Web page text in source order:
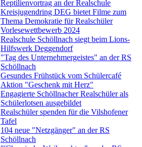
Reptilienvortrag an der Realschule
Kreisjugendring DEG bietet Filme zum
Thema Demokratie für Realschüler
Vorlesewettbewerb 2024
Realschule Schöllnach siegt beim Lions-
Hilfswerk Deggendorf
"Tag des Unternehmergeistes" an der RS
Schöllnach
Gesundes Frühstück vom Schülercafé
Aktion "Geschenk mit Herz"
Engagierte Schöllnacher Realschüler als
Schülerlotsen ausgebildet
Realschüler spenden für die Vilshofener
Tafel
104 neue "Netzgänger" an der RS
Schöllnach